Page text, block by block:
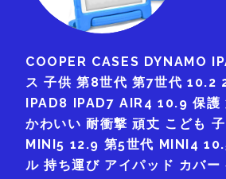
COOPER CASES DYNAMO
ス 子供 第8世代 第7世代 10.2
IPAD8 IPAD7 AIR4 10.9 保護
かわいい 耐衝撃 頑丈 こども
MINI5 12.9 第5世代 MINI4
ル 持ち運び アイパッド カバー